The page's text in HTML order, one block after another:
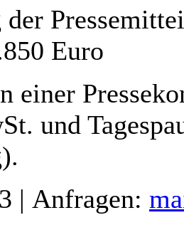
der
Euro
einer
und
| Anfragen: